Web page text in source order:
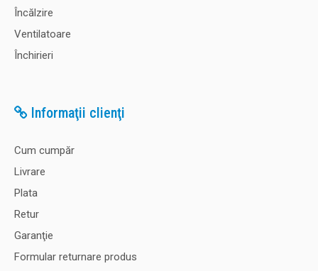
Încălzire
Ventilatoare
Închirieri
Informaţii clienţi
Cum cumpăr
Livrare
Plata
Retur
Garanţie
Formular returnare produs